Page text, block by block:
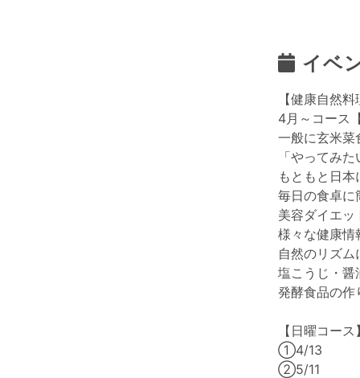
イベ
【健康自然
4月～コース
一般に玄米菜
「やってみ
もともと日
毎日の食卓に
美容ダイエ
様々な健康情
自然のリズ
塩こうじ・醤
発酵食品の作
【日曜コー
①4/13
②5/11